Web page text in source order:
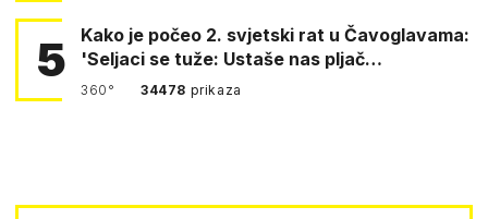
5
Kako je počeo 2. svjetski rat u Čavoglavama:
'Seljaci se tuže: Ustaše nas pljač…
360° 34478 prikaza